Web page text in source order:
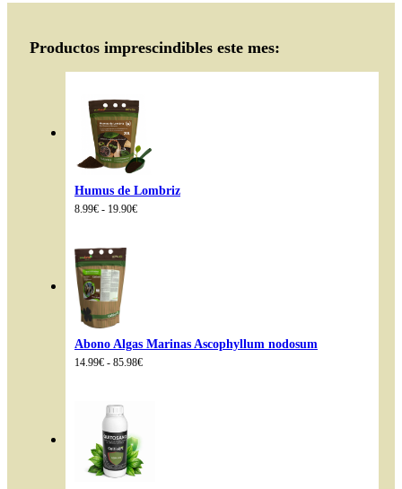
Productos imprescindibles este mes:
Humus de Lombriz
8.99€ - 19.90€Rango
Abono Algas Marinas Ascophyllum nodosum
14.99€ - 85.98€Rango